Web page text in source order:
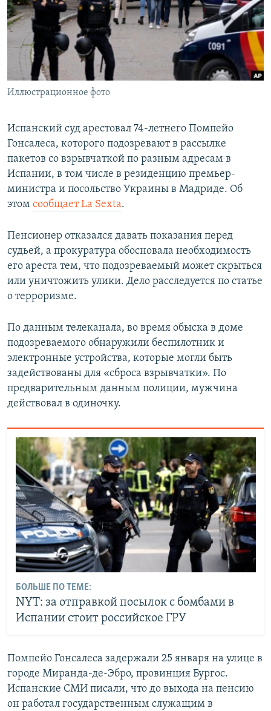
ПОБЕДИТЕЛЕЙ НЕ СУДЯТ?
КРЫМ.НЕПОКОРЕННЫЙ
ELIFBE
УКРАИНСКАЯ ПРОБЛЕМА КРЫМА
ПРИСОЕДИНЯЙТЕСЬ!
Все сайты RFE/RL
Иллюстрационное фото
Испанский суд арестовал 74-летнего Помпейо
Гонсалеса, которого подозревают в рассылке
пакетов со взрывчаткой по разным адресам в
Испании, в том числе в резиденцию премьер-
министра и посольство Украины в Мадриде. Об
этом сообщает La Sexta.
Пенсионер отказался давать показания перед
судьей, а прокуратура обосновала необходимость
его ареста тем, что подозреваемый может скрыться
или уничтожить улики. Дело расследуется по статье
о терроризме.
По данным телеканала, во время обыска в доме
подозреваемого обнаружили беспилотник и
электронные устройства, которые могли быть
задействованы для «сброса взрывчатки». По
предварительным данным полиции, мужчина
действовал в одиночку.
БОЛЬШЕ ПО ТЕМЕ:
NYT: за отправкой посылок с бомбами в
Испании стоит российское ГРУ
Помпейо Гонсалеса задержали 25 января на улице в
городе Миранда-де-Эбро, провинция Бургос.
Испанские СМИ писали, что до выхода на пенсию
он работал государственным служащим в